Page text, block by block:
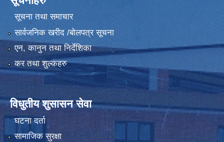
सूचना तथा समाचार
सार्वजनिक खरीद /बोलपत्र सूचना
एन, कानुन तथा निर्देशिका
कर तथा शुल्कहरु
विधुतीय शुसासन सेवा
घटना दर्ता
सामाजिक सुरक्षा